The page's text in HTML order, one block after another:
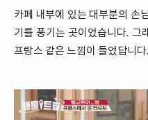
카페 내부에 있는 대부분의 손
기를 풍기는 곳이었습니다. 그
프랑스 같은 느낌이 들었답니다.